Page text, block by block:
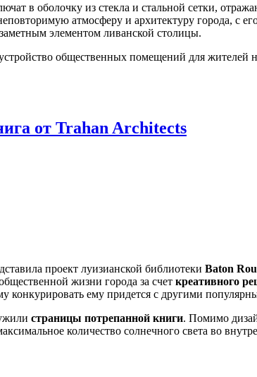
в оболочку из стекла и стальной сетки,
атмосферу и архитектуру города, с
элементом ливанской столицы.
общественных помещений для жителей
от Trahan Architects
проект луизианской библиотеки Baton
жизни города за счет креативного
конкурировать ему придется с другими
страницы потрепанной книги. Помимо
количество солнечного света во